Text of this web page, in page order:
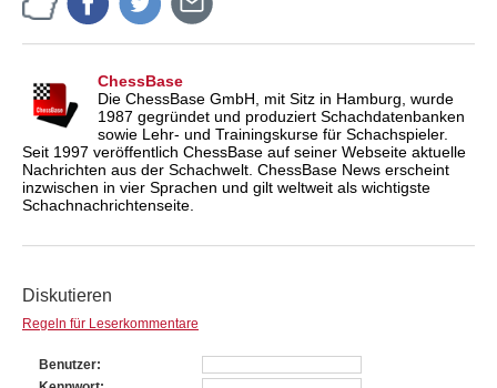
ChessBase
Die ChessBase GmbH, mit Sitz in Hamburg, wurde
1987 gegründet und produziert Schachdatenbanken
sowie Lehr- und Trainingskurse für Schachspieler.
Seit 1997 veröffentlich ChessBase auf seiner Webseite aktuelle
Nachrichten aus der Schachwelt. ChessBase News erscheint
inzwischen in vier Sprachen und gilt weltweit als wichtigste
Schachnachrichtenseite.
Diskutieren
Regeln für Leserkommentare
Benutzer